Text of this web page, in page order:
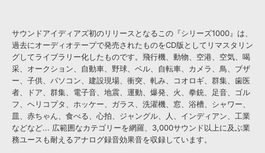
サウンドアイディアズ初のリリースとなるこの『シリーズ1000』は、
過去にオーディオテープで発売されたものをCD版としてリマスタリン
グしてライブラリー化したものです。飛行機、動物、空港、空気、喝
采、オークション、自動車、野球、ベル、自転車、カメラ、鳥、ブザ
ー、子供、パソコン、建設現場、衝突、軋み、コオロギ、群集、歯医
者、ドア、群集、電子音、地震、運動、爆発、火、拳銃、足音、ゴル
フ、ヘリコプタ、ホッケー、ガラス、洗濯機、窓、浴槽、シャワー、
皿、赤ちゃん、食べる、心拍、ジャングル、人、インディアン、工業
などなど... 広範囲なカテゴリーを網羅、3,000サウンド以上に及ぶ業
務ユースも耐えるアナログ録音効果音を収録しています。